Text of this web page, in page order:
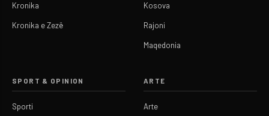
Kronika
Kronika e Zezë
Kosova
Rajoni
Maqedonia
SPORT & OPINION
Sporti
ARTE
Arte